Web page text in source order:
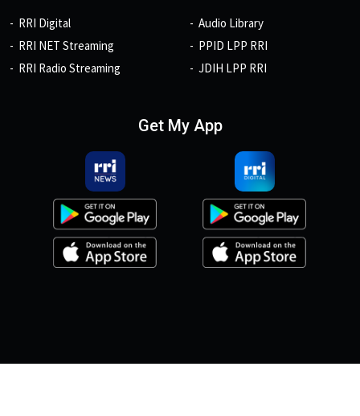
RRI Digital
RRI NET Streaming
RRI Radio Streaming
Audio Library
PPID LPP RRI
JDIH LPP RRI
Get My App